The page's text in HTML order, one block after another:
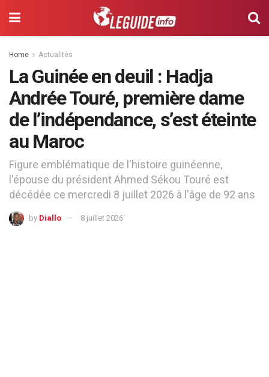
Home Actualités
La Guinée en deuil : Hadja
Andrée Touré, première dame
de l’indépendance, s’est éteinte
au Maroc
Figure emblématique de l'histoire guinéenne,
l'épouse du président Ahmed Sékou Touré est
décédée ce mercredi 8 juillet 2026 à l'âge de 92 ans
by Diallo 8 juillet 2026